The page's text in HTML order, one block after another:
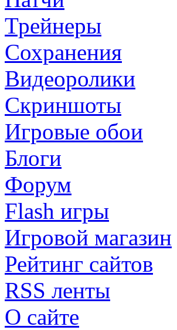
Трейнеры
Сохранения
Видеоролики
Скриншоты
Игровые обои
Блоги
Форум
Flash игры
Игровой магазин
Рейтинг сайтов
RSS ленты
О сайте